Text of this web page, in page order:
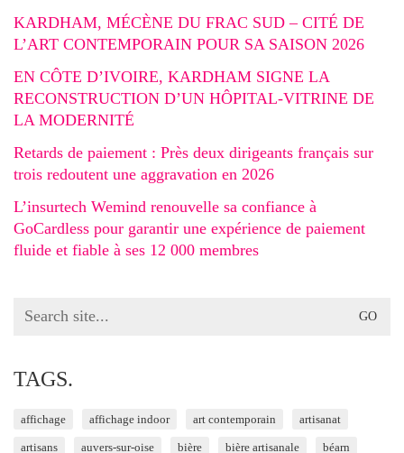
KARDHAM, MÉCÈNE DU FRAC SUD – CITÉ DE
L’ART CONTEMPORAIN POUR SA SAISON 2026
EN CÔTE D’IVOIRE, KARDHAM SIGNE LA
RECONSTRUCTION D’UN HÔPITAL-VITRINE DE
LA MODERNITÉ
Retards de paiement : Près deux dirigeants français sur
trois redoutent une aggravation en 2026
L’insurtech Wemind renouvelle sa confiance à
GoCardless pour garantir une expérience de paiement
fluide et fiable à ses 12 000 membres
Search
TAGS.
affichage affichage indoor art contemporain artisanat
artisans auvers-sur-oise bière bière artisanale béarn